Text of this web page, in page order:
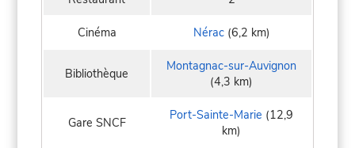
Cinéma Nérac(6,2 km)
Bibliothèque
Montagnac-sur-Auvignon
(4,3 km)
Gare SNCF Port-Sainte-Marie (12,9
km)